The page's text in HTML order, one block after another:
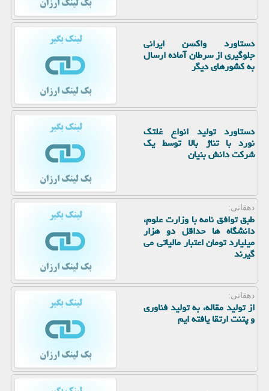
دستاورد واکسن ایرانی
جلوگیری از سرطان آماده ارسال
به کشورهای دیگر
دستاورد تولید انواع غلتک
نورد با تناژ بالا توسط یک
شرکت دانش بنیان
دهقانی:
طبق توافق نامه با وزارت علوم،
دانشگاه ها حداقل دو هزار
میلیارد تومان اعتبار مالیاتی می
گیرند
دهقانی:
از تولید مقاله، به تولید فناوری
و پتنت ارتقا یافته ایم